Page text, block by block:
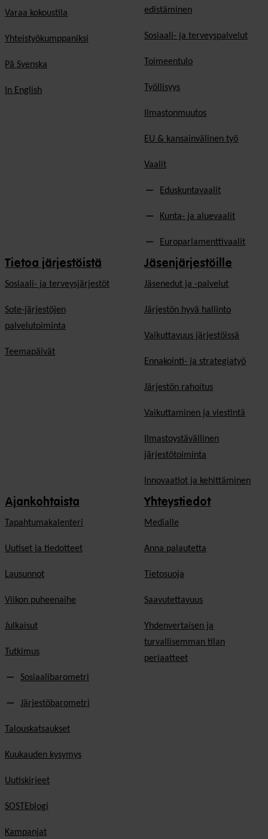
Varaa kokoustila
Yhteistyökumppaniksi
På Svenska
In English
edistäminen
Sosiaali- ja terveyspalvelut
Toimeentulo
Työllisyys
Ilmastonmuutos
EU & kansainvälinen työ
Vaalit
Eduskuntavaalit
Kunta- ja aluevaalit
Europarlamenttivaalit
Tietoa järjestöistä
Sosiaali- ja terveysjärjestöt
Sote-järjestöjen
palvelutoiminta
Teemapäivät
Jäsenjärjestöille
Jäsen­edut ja -palvelut
Järjestön hyvä hallinto
Vaikuttavuus järjestöissä
Ennakointi- ja strategiatyö
Järjestön rahoitus
Vaikuttaminen ja viestintä
Ilmastoystävällinen
järjestötoiminta
Innovaatiot ja kehittäminen
Ajankohtaista
Tapahtumakalenteri
Uutiset ja tiedotteet
Lausunnot
Viikon puheenaihe
Julkaisut
Tutkimus
Sosiaalibarometri
Järjestöbarometri
Talouskatsaukset
Kuukauden kysymys
Uutiskirjeet
SOSTEblogi
Kampanjat
Yhteystiedot
Medialle
Anna palautetta
Tietosuoja
Saavutettavuus
Yhdenvertaisen ja
turvallisemman tilan
periaatteet